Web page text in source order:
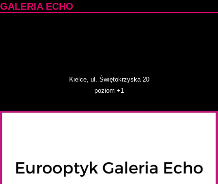
GALERIA ECHO
Kielce, ul. Świętokrzyska 20
poziom +1